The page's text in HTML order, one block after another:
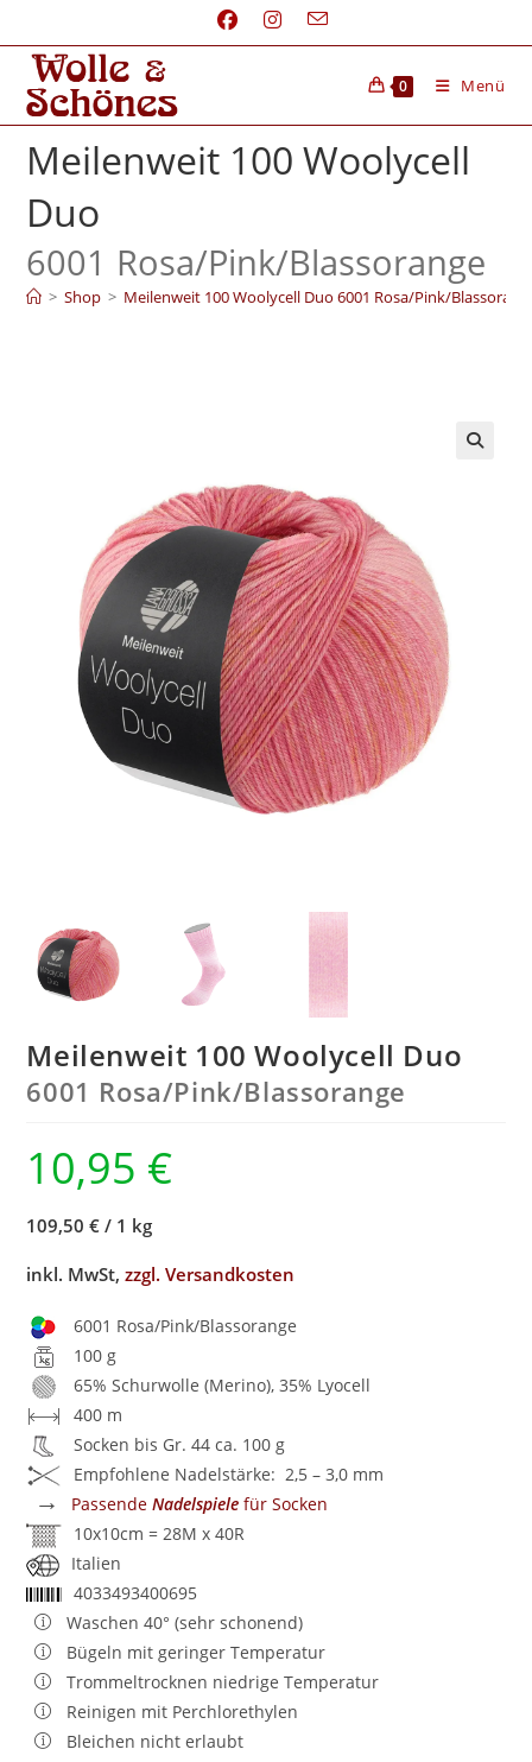
0 Menü
Meilenweit 100 Woolycell
Duo
6001 Rosa/Pink/Blassorange
> Shop > Meilenweit 100 Woolycell Duo 6001 Rosa/Pink/
Meilenweit 100 Woolycell Duo
6001 Rosa/Pink/Blassorange
10,95 €
109,50 € / 1 kg
inkl. MwSt,zzgl. Versandkosten
6001 Rosa/Pink/Blassorange
100 g
65% Schurwolle (Merino), 35% Lyocell
400 m
Socken bis Gr. 44 ca. 100 g
Empfohlene Nadelstärke: 2,5 – 3,0 mm
→ PassendeNadelspiele für Socken
10x10cm = 28M x 40R
Italien
4033493400695
Waschen 40° (sehr schonend)
Bügeln mit geringer Temperatur
Trommeltrocknen niedrige Temperatur
Reinigen mit Perchlorethylen
Bleichen nicht erlaubt